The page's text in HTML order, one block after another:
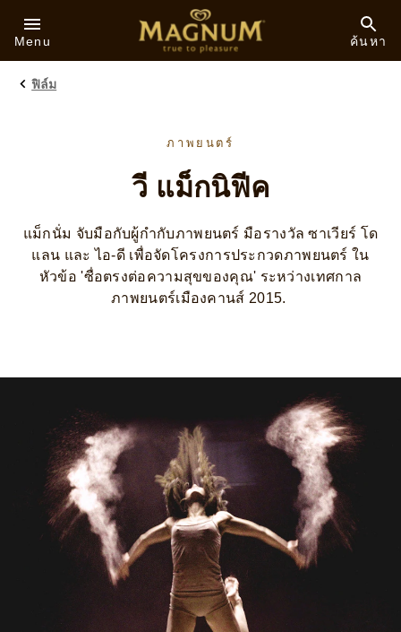
Skip to:
Menu ค้นหา
ฟิล์ม
ภาพยนตร์
วี แม็กนิฟีค
แม็กนั่ม จับมือกับผู้กำกับภาพยนตร์ มือรางวัล ซาเวียร์ โด
แลน และ ไอ-ดี เพื่อจัดโครงการประกวดภาพยนตร์ ใน
หัวข้อ 'ซื่อตรงต่อความสุขของคุณ' ระหว่างเทศกาล
ภาพยนตร์เมืองคานส์ 2015.